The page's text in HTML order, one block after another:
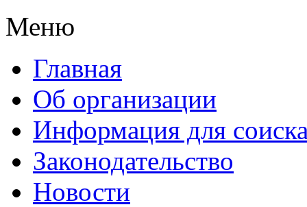
Меню
Главная
Об организации
Информация для
Законодательство
Новости